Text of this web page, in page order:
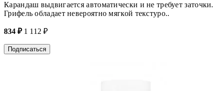
Карандаш выдвигается автоматически и не требует заточки.
Грифель обладает невероятно мягкой текстуро..
834 ₽ 1 112 ₽
Подписаться